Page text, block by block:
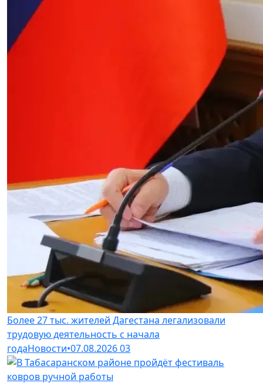
Более 27 тыс. жителей Дагестана легализовали
трудовую деятельность с начала
годаНовости•07.08.202603